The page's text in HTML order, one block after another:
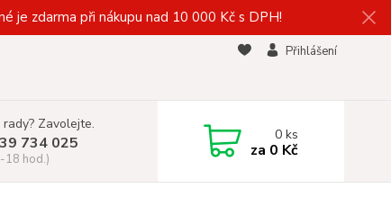
je zdarma při nákupu nad 10 000 Kč s DPH!
Přihlášení
Zavolejte.
734 025
18 hod.)
0ks
za 0 Kč